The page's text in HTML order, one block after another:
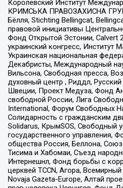
Королевский Институт
КРИМСЬКА ПРАВОЗАХИСНА
Бёлля, Stichting Bellingcat,
правовой инициативы
Фонд Открытой Эстонии, Calvert
украинский конгресс, Институт
Украинская национальная
Декабристы, Международный
Вильсона, Свободная пресса,
духовный центр , Риддл,
Швеции, Проект Медуза, Фонд
свободной России, Лига
International, Форум Свободных
Солидарность с гражданским
Solidarus, КрымSOS, Свободный
государственного управления,
общества Россия, Беллона,
Тисима и Хабомаи, Съезд
Интернешнл, Фонд борьбы с
церквей TCCN, Агора,
Novaja Gazeta-Europe, Алтай